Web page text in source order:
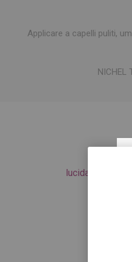
Applicare a capelli puliti,
NICHEL
lucidante